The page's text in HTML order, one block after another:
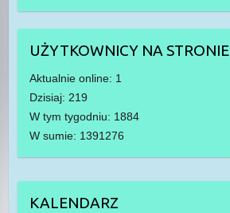
UŻYTKOWNICY NA STRONIE
Aktualnie online: 1
Dzisiaj: 219
W tym tygodniu: 1884
W sumie: 1391276
KALENDARZ